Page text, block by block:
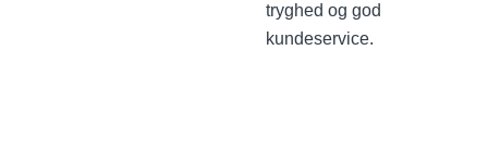
tryghed og god
kundeservice.